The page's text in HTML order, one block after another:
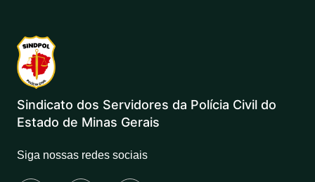
Sindicato dos Servidores da Polícia Civil do
Estado de Minas Gerais
Siga nossas redes sociais